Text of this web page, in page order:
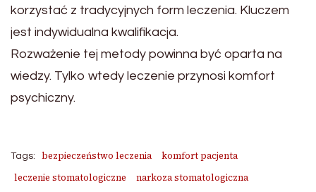
korzystać z tradycyjnych form leczenia. Kluczem
jest indywidualna kwalifikacja.
Rozważenie tej metody powinna być oparta na
wiedzy. Tylko wtedy leczenie przynosi komfort
psychiczny.
Tags: bezpieczeństwo leczenia
komfort pacjenta
leczenie stomatologiczne
narkoza stomatologiczna